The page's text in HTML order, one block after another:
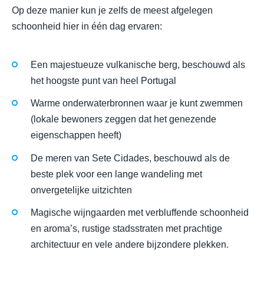
Op deze manier kun je zelfs de meest afgelegen
schoonheid hier in één dag ervaren:
Een majestueuze vulkanische berg, beschouwd als
het hoogste punt van heel Portugal
Warme onderwaterbronnen waar je kunt zwemmen
(lokale bewoners zeggen dat het genezende
eigenschappen heeft)
De meren van Sete Cidades, beschouwd als de
beste plek voor een lange wandeling met
onvergetelijke uitzichten
Magische wijngaarden met verbluffende schoonheid
en aroma’s, rustige stadsstraten met prachtige
architectuur en vele andere bijzondere plekken.